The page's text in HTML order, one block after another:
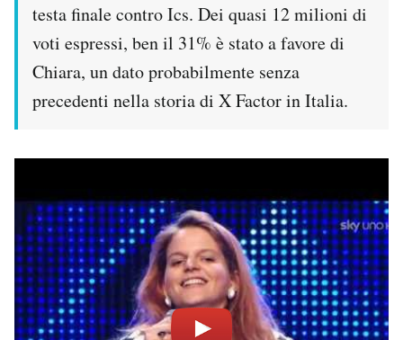
testa finale contro Ics. Dei quasi 12 milioni di
voti espressi, ben il 31% è stato a favore di
Chiara, un dato probabilmente senza
precedenti nella storia di X Factor in Italia.